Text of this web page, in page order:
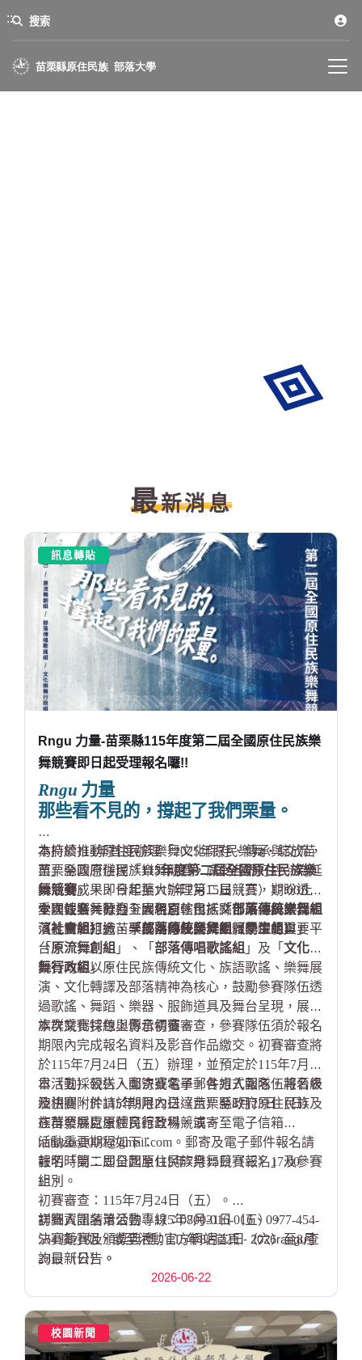
::: 搜索
最新消息
訊息轉貼
Rngu 力量-苗栗縣115年度第二屆全國原住民族樂
舞競賽即日起受理報名囉!!
Rngu 力量
那些看不見的，撐起了我們栗量。
為持續推動原住民族樂舞文化保存、傳承與交流，
苗栗縣政府辦理「115年度第二屆全國原住民族樂
舞競賽」，即日起至115年7月15日（三）17:00止
受理報名，歡迎全國各直轄市、縣市原住民族部
落、團體組織、學校團隊及藝文團體踴躍參與。
本府於114年首度辦理「2025年原民樂舞・綻放苗
栗」全國原住民族樂舞競賽，廣受各界好評。為延
續活動成果，今年擴大辦理第二屆競賽，期盼透過
全國性樂舞舞台，展現原住民族文化底蘊與當代表
演能量，打造苗栗成為原住民族樂舞交流的重要平
台。
本次競賽共分為五大組別，包括「部落傳統樂舞組
（社會組）」、「部落傳統樂舞組（學生組）」、
「原流舞創組 」、「 部落傳唱歌謠組 」及「 文化樂
舞行政組」。
競賽內容以原住民族傳統文化、族語歌謠、樂舞展
演、文化轉譯及部落精神為核心，鼓勵參賽隊伍透
過歌謠、舞蹈、樂器、服飾道具及舞台呈現，展現
族群文化特色與傳承價值。
本次競賽採線上影音初賽審查，參賽隊伍須於報名
期限內完成報名資料及影音作品繳交。初賽審查將
於115年7月24日（五）辦理，並預定於115年7月31
日（五）公告入圍決賽名單。各組入圍隊伍將晉級
總決賽，於115年8月22日（六）至8月23日（日）
在苗栗縣巨蛋體育館登場競演。
本活動採親送、郵寄或電子郵件方式報名。報名表
及相關附件請於期限內送達苗栗縣政府原住民族及
族群發展處原住民行政科，或寄至電子信箱
hahazoo2000@gmail.com。郵寄及電子郵件報名請
註明「第二屆全國原住民族樂舞競賽報名」及參賽
組別。
活動重要期程如下：
報名時間：即日起至115年7月15日（三）17:00
止。
初賽審查：115年7月24日（五）。
初賽入圍名單公告：115年7月31日（五）。
決賽競賽及頒獎典禮：115年8月22日（六）至8月
23日（日）。
決賽地點：苗栗縣巨蛋體育館，地址為苗栗市福麗
里國華路1121號。
詳細資訊請洽活動專線：0800-016-016、0977-454-
554 虞小姐，或至活動官方網站首頁 - 2026rangu查
詢最新公告。
2026-06-22
校園新聞